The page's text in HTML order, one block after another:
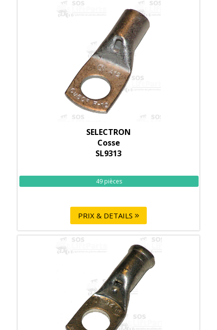
SELECTRON
Cosse
SL9313
49 pièces
PRIX & DETAILS